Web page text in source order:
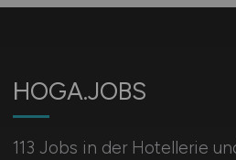
HOGA.JOBS
113 Jobs in der Hotellerie